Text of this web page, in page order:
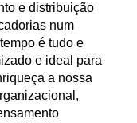
e distribuição
num
é tudo e
e ideal para
a nossa